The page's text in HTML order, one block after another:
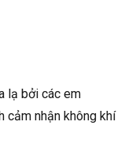
lạ bởi các em
cảm nhận không khí